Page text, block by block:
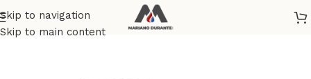
Skip to navigation
Skip to main content
Home/RUBINETTERIA /RUBINETTI BAGNO